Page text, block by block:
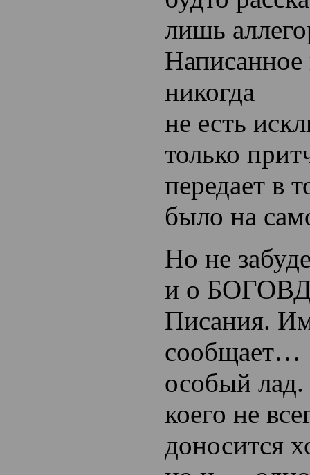
лишь
Написанное
никогда
не есть
только
передает в
было на
Но не
и о
Писания.
сообщает…
особый
коего не
доносится